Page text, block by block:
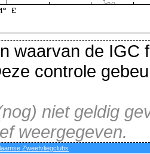
waarvan de IGC
controle
niet geldig
weergegeven.
Zweefvliegclubs